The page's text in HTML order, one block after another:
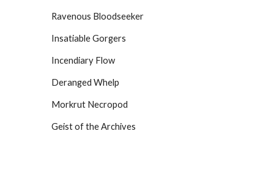
Ravenous Bloodseeker
Insatiable Gorgers
Incendiary Flow
Deranged Whelp
Morkrut Necropod
Geist of the Archives